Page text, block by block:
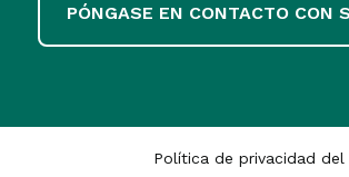
PÓNGASE EN CONTACTO CON
Política de privacidad